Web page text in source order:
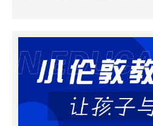
现出出众的语言天赋，不仅热爱口才艺